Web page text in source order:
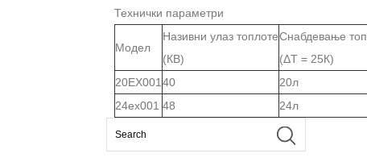
Технички параметри
Модел
Називни улаз топлоте
(КВ)
Снабдевање
(ΔТ = 25К)
20ЕХ001 40 20л
24ех001 48 24л